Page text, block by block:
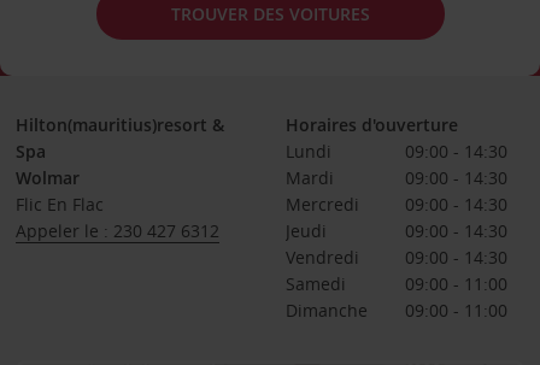
TROUVER DES VOITURES
Hilton(mauritius)resort &
Spa
Wolmar
Flic En Flac
Appeler le : 230 427 6312
Horaires d'ouverture
Lundi
09:00 - 14:30
Mardi
09:00 - 14:30
Mercredi
09:00 - 14:30
Jeudi
09:00 - 14:30
Vendredi
09:00 - 14:30
Samedi
09:00 - 11:00
Dimanche
09:00 - 11:00